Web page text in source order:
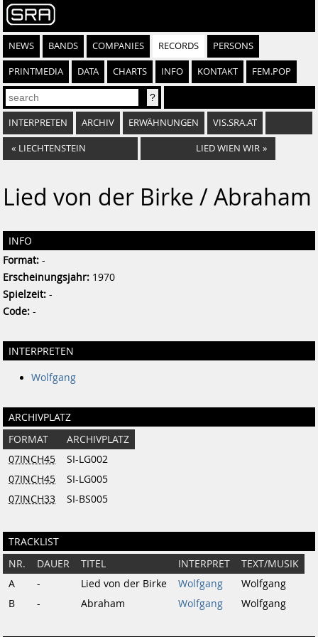
NEWS BANDS COMPANIES RECORDS PERSONS
PRINTMEDIA DATA CHARTS INFO KONTAKT FEM.POP
INTERPRETEN ARCHIV ERWÄHNUNGEN VIS.SRA.AT
« LIECHTENSTEIN LIED WIEN WIR »
Lied von der Birke / Abraham
INFO
Format: -
Erscheinungsjahr: 1970
Spielzeit: -
Code: -
INTERPRETEN
Wolfgang
ARCHIVPLATZ
FORMAT
ARCHIVPLATZ
07INCH45
SI-LG002
07INCH45
SI-LG005
07INCH33
SI-BS005
TRACKLIST
NR. DAUER TITEL INTERPRET
TEXT/MUSIK
A
- Lied von der Birke Wolfgang
Wolfgang
B
- Abraham Wolfgang Wolfgang